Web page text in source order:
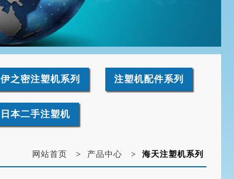
伊之密注塑机系列 注塑机配件系列
日本二手注塑机
网站首页 > 产品中心 > 海天注塑机系列